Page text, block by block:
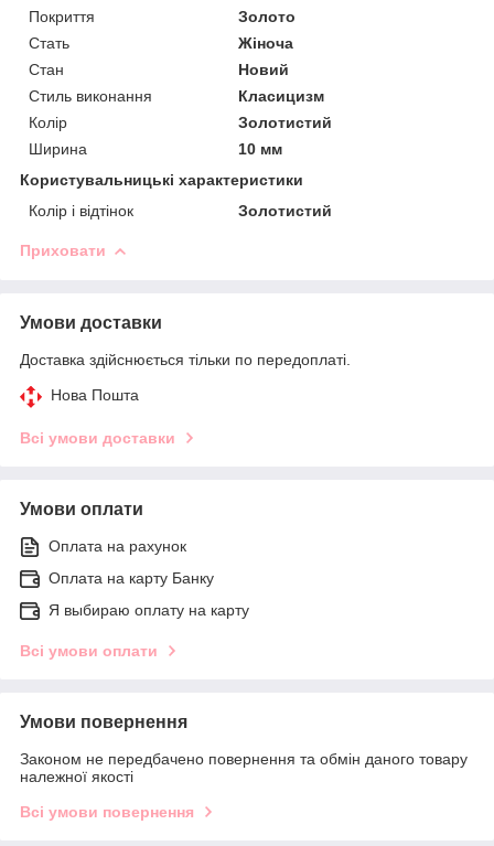
Покриття
Золото
Стать
Жіноча
Стан
Новий
Стиль виконання
Класицизм
Колір
Золотистий
Ширина
10 мм
Користувальницькі характеристики
Колір і відтінок
Золотистий
Приховати
Умови доставки
Доставка здійснюється тільки по передоплаті.
Нова Пошта
Всі умови доставки
Умови оплати
Оплата на рахунок
Оплата на карту Банку
Я выбираю оплату на карту
Всі умови оплати
Умови повернення
Законом не передбачено повернення та обмін даного товару
належної якості
Всі умови повернення